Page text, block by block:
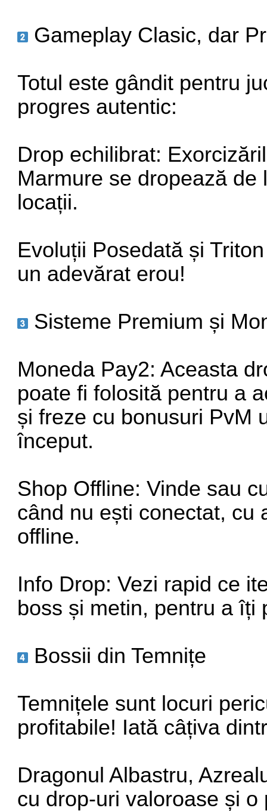
Gameplay Clasic, dar
Totul este gândit pentru
progres autentic:
Drop echilibrat:
Marmure se dropează
locații.
Evoluții Posedată și
un adevărat erou!
Sisteme Premium și
Moneda Pay2: Aceasta
poate fi folosită pentru a
și freze cu bonusuri PvM
început.
Shop Offline: Vinde sau
când nu ești conectat, cu
offline.
Info Drop: Vezi rapid ce
boss și metin, pentru a îți
Bossii din Temnițe
Temnițele sunt locuri
profitabile! Iată câțiva
Dragonul Albastru,
cu drop-uri valoroase și o